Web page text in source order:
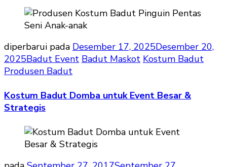
diperbarui pada Desember 17, 2025Desember 20,
2025Badut Event Badut Maskot Kostum Badut
Produsen Badut
Kostum Badut Domba untuk Event Besar &
Strategis